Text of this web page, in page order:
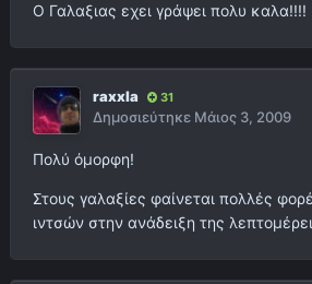
Ο Γαλαξιας εχει γράψει πολυ καλα!!!!
raxxla 31
Δημοσιεύτηκε Μάιος 3, 2009
Πολύ όμορφη!
Στους γαλαξίες φαίνεται πολλές
ιντσών στην ανάδειξη της